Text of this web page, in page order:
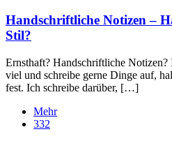
Handschriftliche Notizen –
Stil?
Ernsthaft? Handschriftliche
viel und schreibe gerne Dinge auf,
fest. Ich schreibe darüber, […]
Mehr
332